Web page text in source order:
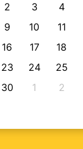
2 3
4
9 10
11
16 17
18
23 24 25
30 1 2